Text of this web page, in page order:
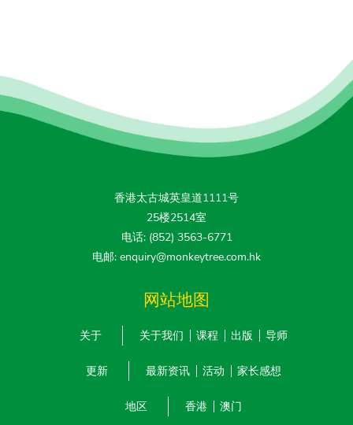
香港太古城英皇道1111号
25楼2514室
电话: (852) 3563-6771
电邮: enquiry@monkeytree.com.hk
网站地图
关于 关于我们 课程 出版 导师
更新 最新资讯 活动 家长感想
地区 香港 澳门